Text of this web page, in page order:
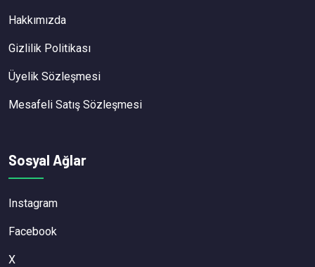
Hakkımızda
Gizlilik Politikası
Üyelik Sözleşmesi
Mesafeli Satış Sözleşmesi
Sosyal Ağlar
Instagram
Facebook
X